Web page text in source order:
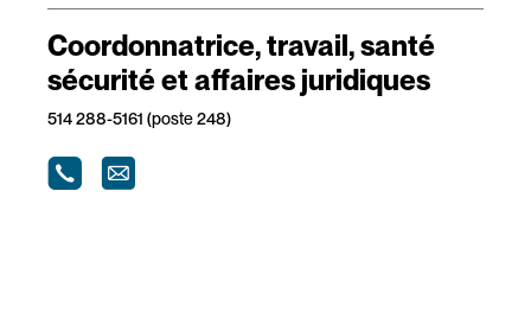
Coordonnatrice, travail, santé
sécurité et affaires juridiques
514 288-5161 (poste 248)